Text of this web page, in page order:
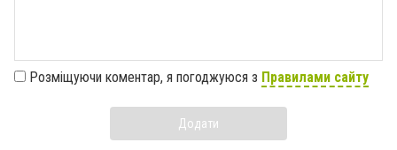
Розміщуючи коментар, я погоджуюся з Правилами сайту
Додати